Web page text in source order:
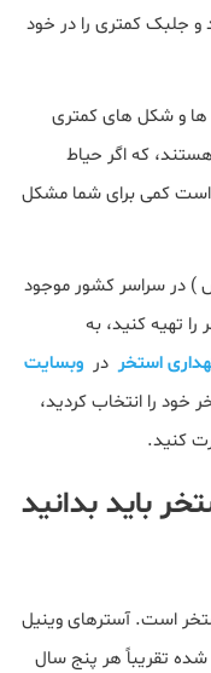
و جلبک کمتری را در خود
ها و شکل های کمتری
که اگر حیاط
کمی برای شما مشکل
) در سراسر کشور موجود
تهیه کنید، به
استخر در وبسایت
خود را انتخاب کردید،
کنید.
است. آسترهای وینیل
رنگ شده تقریباً هر پنج سال